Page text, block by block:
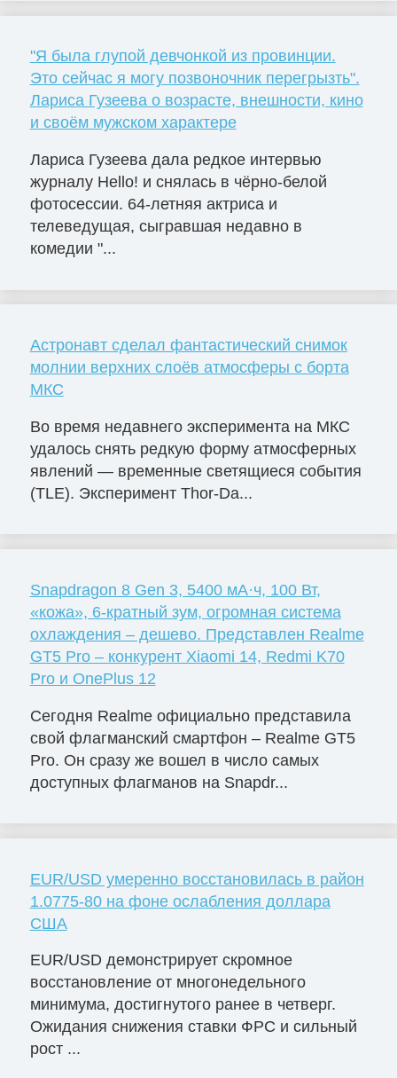
"Я была глупой девчонкой из провинции.
Это сейчас я могу позвоночник перегрызть".
Лариса Гузеева о возрасте, внешности, кино
и своём мужском характере
Лариса Гузеева дала редкое интервью
журналу Hello! и снялась в чёрно-белой
фотосессии. 64-летняя актриса и
телеведущая, сыгравшая недавно в
комедии "...
Астронавт сделал фантастический снимок
молнии верхних слоёв атмосферы с борта
МКС
Во время недавнего эксперимента на МКС
удалось снять редкую форму атмосферных
явлений — временные светящиеся события
(TLE). Эксперимент Thor-Da...
Snapdragon 8 Gen 3, 5400 мА·ч, 100 Вт,
«кожа», 6-кратный зум, огромная система
охлаждения – дешево. Представлен Realme
GT5 Pro – конкурент Xiaomi 14, Redmi K70
Pro и OnePlus 12
Сегодня Realme официально представила
свой флагманский смартфон – Realme GT5
Pro. Он сразу же вошел в число самых
доступных флагманов на Snapdr...
EUR/USD умеренно восстановилась в район
1.0775-80 на фоне ослабления доллара
США
EUR/USD демонстрирует скромное
восстановление от многонедельного
минимума, достигнутого ранее в четверг.
Ожидания снижения ставки ФРС и сильный
рост ...